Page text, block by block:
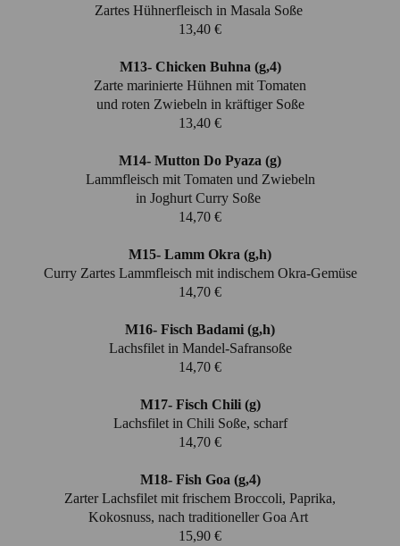
Zartes Hühnerfleisch in Masala Soße
13,40 €
M13- Chicken Buhna (g,4)
Zarte marinierte Hühnen mit Tomaten
und roten Zwiebeln in kräftiger Soße
13,40 €
M14- Mutton Do Pyaza (g)
Lammfleisch mit Tomaten und Zwiebeln
in Joghurt Curry Soße
14,70 €
M15- Lamm Okra (g,h)
Curry Zartes Lammfleisch mit indischem Okra-Gemüse
14,70 €
M16- Fisch Badami (g,h)
Lachsfilet in Mandel-Safransoße
14,70 €
M17- Fisch Chili (g)
Lachsfilet in Chili Soße, scharf
14,70 €
M18- Fish Goa (g,4)
Zarter Lachsfilet mit frischem Broccoli, Paprika,
Kokosnuss, nach traditioneller Goa Art
15,90 €